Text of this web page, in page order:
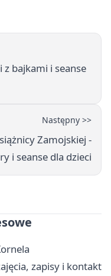
bajkami i seanse
Następny >>
Zamojskiej -
i seanse dla dzieci
zapisy i kontakt